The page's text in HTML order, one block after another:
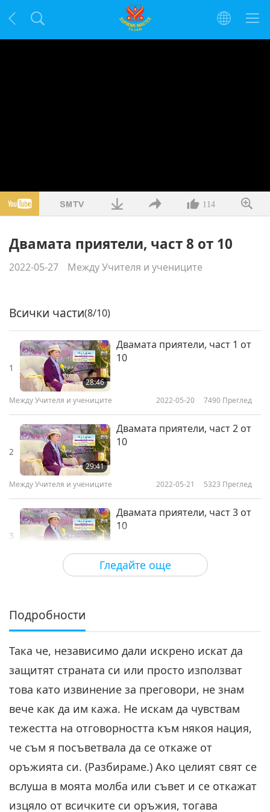
114
Двамата приятели, част 8 от 10
2022-05-27 Между Учителя и учениците
Гледайте още
Всички части(8/10)
1
28:46
Двамата приятели, част 1 от
10
Между Учителя и учениците 2022-05-20 7490 Преглед
2
29:41
Двамата приятели, част 2 от
10
Между Учителя и учениците 2022-05-21 5323 Преглед
3
Двамата приятели, част 3 от
10
Между Учителя и учениците 2022-05-22 4887
4
26:24
Между Учителя и учениците 2022-05-23 5363Преглед
Двамата приятели, част 5 от
10
Преглед
6
28:48
Двамата приятели, част 6 от
10
Подробности
Така че, независимо дали искрено искат да
защитят страната си или просто използват
това като извинение за преговори, не знам
вече как да им кажа. Не искам да чувствам
тежестта на отговорността към някоя нация,
че съм я посъветвала да се откаже от
оръжията си. (Разбираме.) Ако целият свят се
вслуша в моята молба или съвет и се откажат
изцяло от всичките си оръжия, тогава